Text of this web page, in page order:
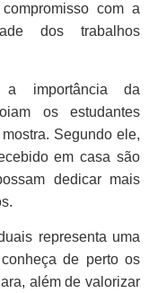
com a
dos trabalhos
a importância da
os estudantes
Segundo ele,
em casa são
dedicar mais
representa uma
de perto os
além de valorizar